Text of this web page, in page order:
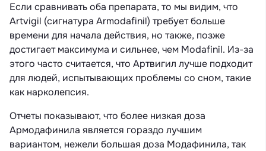
Если сравнивать оба препарата, то мы видим, что
Artvigil (сигнатура Armodafinil) требует больше
времени для начала действия, но также, позже
достигает максимума и сильнее, чем Modafinil. Из-за
этого часто считается, что Артвигил лучше подходит
для людей, испытывающих проблемы со сном, такие
как нарколепсия.
Отчеты показывают, что более низкая доза
Армодафинила является гораздо лучшим
вариантом, нежели большая доза Модафинила, так